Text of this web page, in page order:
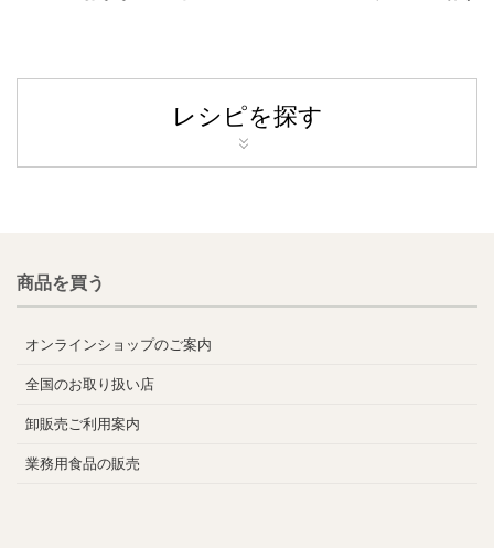
レシピを探す
商品を買う
オンラインショップのご案内
全国のお取り扱い店
卸販売ご利用案内
業務用食品の販売